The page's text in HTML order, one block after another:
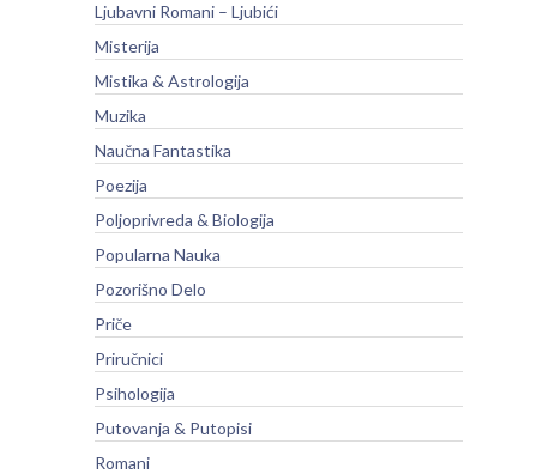
Ljubavni Romani – Ljubići
Misterija
Mistika & Astrologija
Muzika
Naučna Fantastika
Poezija
Poljoprivreda & Biologija
Popularna Nauka
Pozorišno Delo
Priče
Priručnici
Psihologija
Putovanja & Putopisi
Romani